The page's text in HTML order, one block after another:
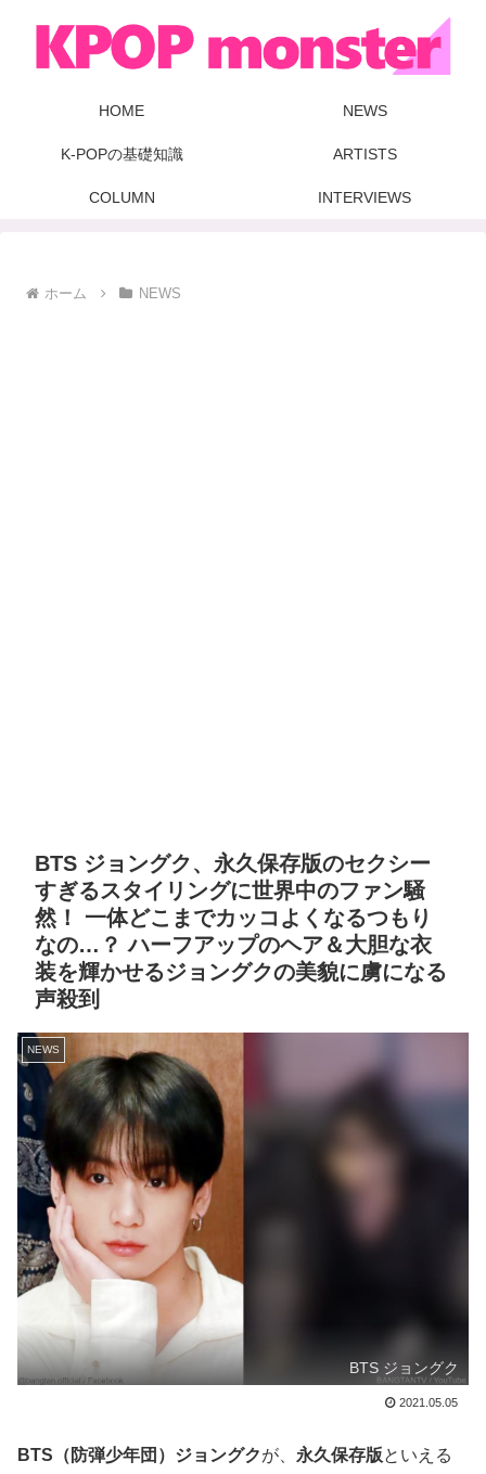
HOME NEWS
K-POPの基礎知識 ARTISTS
COLUMN INTERVIEWS
ホーム NEWS
BTS ジョングク、永久保存版のセクシー
すぎるスタイリングに世界中のファン騒
然！ 一体どこまでカッコよくなるつもり
なの…？ ハーフアップのヘア＆大胆な衣
装を輝かせるジョングクの美貌に虜になる
声殺到
NEWS
BTS ジョングク
2021.05.05
BTS（防弾少年団）ジョングクが、 永久保存版といえる